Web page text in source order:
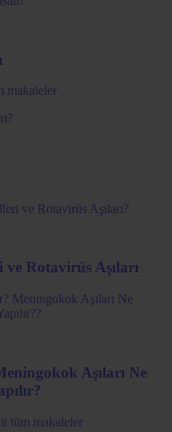
makaleler
Rotavirüs Aşıları
Aşıları Ne
tüm makaleler